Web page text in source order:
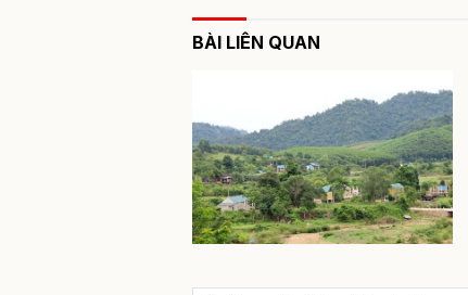
BÀI LIÊN QUAN